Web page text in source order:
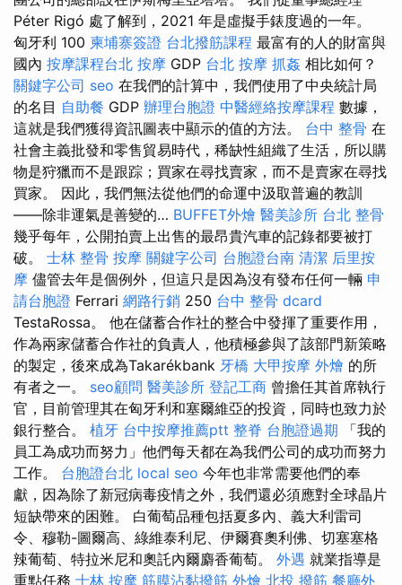
Péter Rigó 處了解到，2021 年是虛擬手錶度過的一年。
匈牙利 100 柬埔寨簽證 台北撥筋課程 最富有的人的財富與
國內 按摩課程台北 按摩 GDP 台北 按摩 抓姦 相比如何？
關鍵字公司 seo 在我們的計算中，我們使用了中央統計局
的名目 自助餐 GDP 辦理台胞證 中醫經絡按摩課程 數據，
這就是我們獲得資訊圖表中顯示的值的方法。 台中 整骨 在
社會主義批發和零售貿易時代，稀缺性組織了生活，所以購
物是狩獵而不是跟踪；買家在尋找賣家，而不是賣家在尋找
買家。 因此，我們無法從他們的命運中汲取普遍的教訓
——除非運氣是善變的… BUFFET外燴 醫美診所 台北 整骨
幾乎每年，公開拍賣上出售的最昂貴汽車的記錄都要被打
破。 士林 整骨 按摩 關鍵字公司 台胞證台南 清潔 后里按
摩 儘管去年是個例外，但這只是因為沒有發布任何一輛 申
請台胞證 Ferrari 網路行銷 250 台中 整骨 dcard
TestaRossa。 他在儲蓄合作社的整合中發揮了重要作用，
作為兩家儲蓄合作社的負責人，他積極參與了該部門新策略
的製定，後來成為Takarékbank 牙橋 大甲按摩 外燴 的所
有者之一。 seo顧問 醫美診所 登記工商 曾擔任其首席執行
官，目前管理其在匈牙利和塞爾維亞的投資，同時也致力於
銀行整合。 植牙 台中按摩推薦ptt 整脊 台胞證過期 「我的
員工為成功而努力」他們每天都在為我們公司的成功而努力
工作。 台胞證台北 local seo 今年也非常需要他們的奉
獻，因為除了新冠病毒疫情之外，我們還必須應對全球晶片
短缺帶來的困難。 白葡萄品種包括夏多內、義大利雷司
令、穆勒-圖爾高、綠維泰利尼、伊爾賽奧利佛、切塞塞格
辣葡萄、特拉米尼和奧託內爾麝香葡萄。 外遇 就業指導是
重點任務 士林 按摩 筋膜沾黏撥筋 外燴 北投 撥筋 餐廳外